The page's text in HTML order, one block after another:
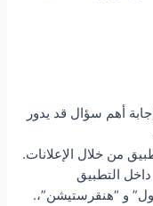
أهم سؤال قد يدور
.كما تعرفنا على طرق تحقيق الربح من التطبيق من خلال الإعلانات
التطبيق
.وجمعنا لك أمثلة ناجحة مثل تطبيق “مرسول” و “هنقرستيشن”،